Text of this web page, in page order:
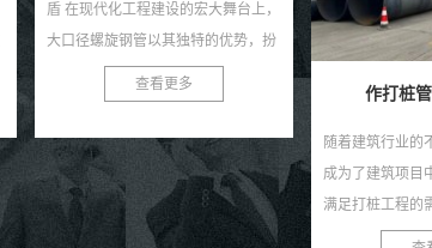
作打桩管用螺旋钢管
随着建筑行业的不断发展，打桩工程
成为了建筑项目中的重要环节。为了
满足打桩工程的需求，我们推出了高
效、耐用、安全的作打桩管用螺旋钢
螺旋钢管：基建
旋钢管又称螺旋
钢卷为原料，经
自动双丝双面